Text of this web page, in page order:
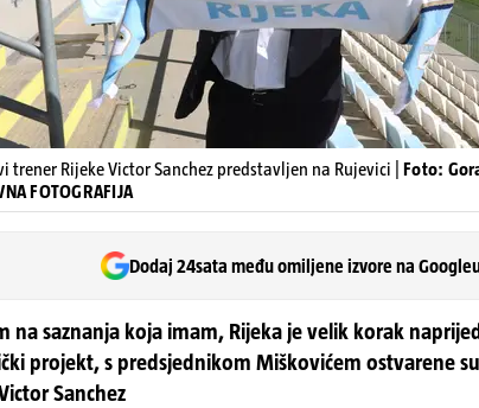
trener Rijeke Victor Sanchez predstavljen na Rujevici | Foto:
FOTOGRAFIJA
Dodaj 24sata među omiljene izvore na
na saznanja koja imam, Rijeka je velik korak
projekt, s predsjednikom Miškovićem ostvarene
Sanchez